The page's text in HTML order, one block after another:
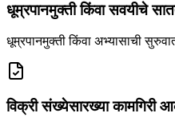
धूम्रपानमुक्ती किंवा सवयीचे
धूम्रपानमुक्ती किंवा अभ्यासाची
विक्री संख्येसारख्या कामगिरी